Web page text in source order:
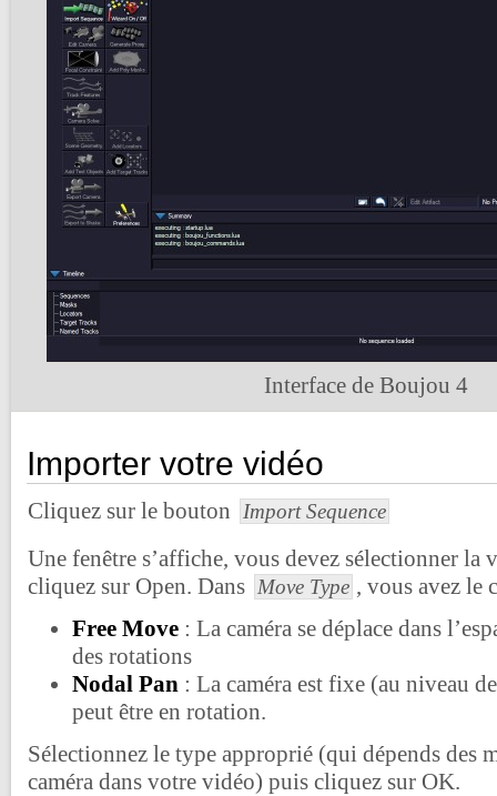
Interface de Boujou 4
Importer votre vidéo
Cliquez sur le bouton Import Sequence
Une fenêtre s’affiche, vous devez sélectionner la
cliquez sur Open. Dans Move Type , vous avez le
Free Move : La caméra se déplace dans
des rotations
Nodal Pan : La caméra est fixe (au niveau
peut être en rotation.
Sélectionnez le type approprié (qui dépends des
caméra dans votre vidéo) puis cliquez sur OK.